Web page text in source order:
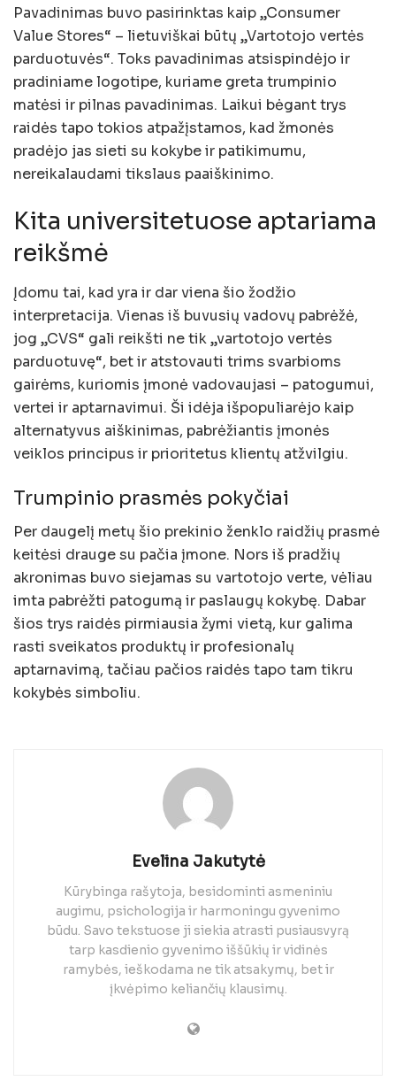
Pavadinimas buvo pasirinktas kaip „Consumer
Value Stores“ – lietuviškai būtų „Vartotojo vertės
parduotuvės“. Toks pavadinimas atsispindėjo ir
pradiniame logotipe, kuriame greta trumpinio
matėsi ir pilnas pavadinimas. Laikui bėgant trys
raidės tapo tokios atpažįstamos, kad žmonės
pradėjo jas sieti su kokybe ir patikimumu,
nereikalaudami tikslaus paaiškinimo.
Kita universitetuose aptariama
reikšmė
Įdomu tai, kad yra ir dar viena šio žodžio
interpretacija. Vienas iš buvusių vadovų pabrėžė,
jog „CVS“ gali reikšti ne tik „vartotojo vertės
parduotuvę“, bet ir atstovauti trims svarbioms
gairėms, kuriomis įmonė vadovaujasi – patogumui,
vertei ir aptarnavimui. Ši idėja išpopuliarėjo kaip
alternatyvus aiškinimas, pabrėžiantis įmonės
veiklos principus ir prioritetus klientų atžvilgiu.
Trumpinio prasmės pokyčiai
Per daugelį metų šio prekinio ženklo raidžių prasmė
keitėsi drauge su pačia įmone. Nors iš pradžių
akronimas buvo siejamas su vartotojo verte, vėliau
imta pabrėžti patogumą ir paslaugų kokybę. Dabar
šios trys raidės pirmiausia žymi vietą, kur galima
rasti sveikatos produktų ir profesionalų
aptarnavimą, tačiau pačios raidės tapo tam tikru
kokybės simboliu.
Evelina Jakutytė
Kūrybinga rašytoja, besidominti asmeniniu
augimu, psichologija ir harmoningu gyvenimo
būdu. Savo tekstuose ji siekia atrasti pusiausvyrą
tarp kasdienio gyvenimo iššūkių ir vidinės
ramybės, ieškodama ne tik atsakymų, bet ir
įkvėpimo keliančių klausimų.